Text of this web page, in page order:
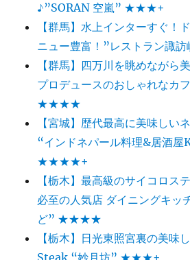
♪”SORAN 空嵐” ★★★+
【群馬】水上インターすぐ！
ニュー豊富！”レストラン諏
【群馬】四万川を眺めながら
プロデュースのおしゃれなカ
★★★★
【宮城】歴代最高に美味しい
“インドネパール料理&居酒屋
★★★★+
【栃木】最高級のサイコロス
必至の人気店 ダイニングキッ
ど” ★★★★
【栃木】日光東照宮裏の美味